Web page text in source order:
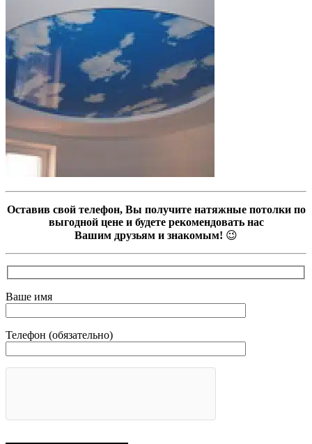
Оставив свой телефон, Вы получите натяжные потолки по
выгодной цене и будете рекомендовать нас
Вашим друзьям и знакомым! 😉
Ваше имя
Телефон (обязательно)